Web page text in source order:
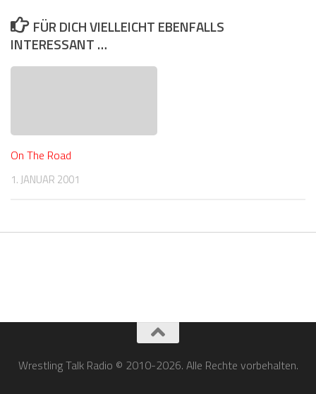
FÜR DICH VIELLEICHT EBENFALLS
INTERESSANT …
On The Road
1. JANUAR 2001
Wrestling Talk Radio © 2010-2026. Alle Rechte vorbehalten.